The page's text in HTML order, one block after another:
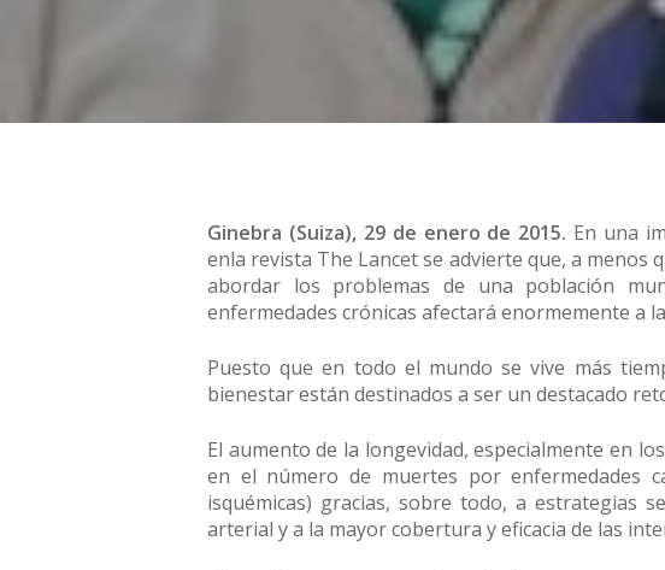
Ginebra (Suiza), 29 de enero de 2015. En una
enla revista The Lancet se advierte que, a menos
abordar los problemas de una población
enfermedades crónicas afectará enormemente a
Puesto que en todo el mundo se vive más
bienestar están destinados a ser un destacado
El aumento de la longevidad, especialmente en
en el número de muertes por enfermedades
isquémicas) gracias, sobre todo, a estrategias
arterial y a la mayor cobertura y eficacia de las